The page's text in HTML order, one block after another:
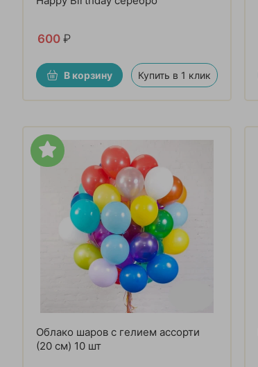
600 ₽
В корзину Купить в 1 клик
Облако шаров с гелием ассорти
(20 см) 10 шт